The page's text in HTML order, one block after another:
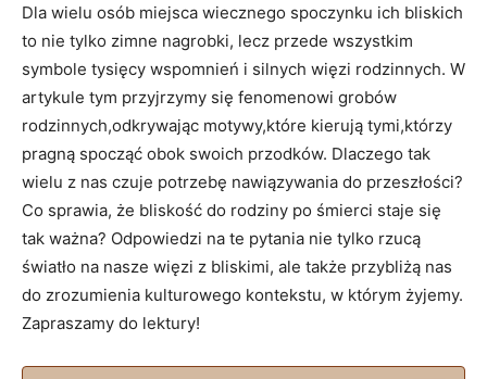
Dla wielu osób miejsca wiecznego spoczynku ich bliskich
to nie tylko zimne nagrobki, lecz przede wszystkim
symbole tysięcy wspomnień i silnych więzi rodzinnych. W
artykule tym przyjrzymy się fenomenowi grobów
rodzinnych,odkrywając motywy,które kierują tymi,którzy
pragną spocząć obok swoich przodków. Dlaczego tak
wielu z nas czuje potrzebę nawiązywania do przeszłości?
Co sprawia, że bliskość do rodziny po śmierci staje się
tak ważna? Odpowiedzi na te pytania nie tylko rzucą
światło na nasze więzi z bliskimi, ale także przybliżą nas
do zrozumienia kulturowego kontekstu, w którym żyjemy.
Zapraszamy do lektury!